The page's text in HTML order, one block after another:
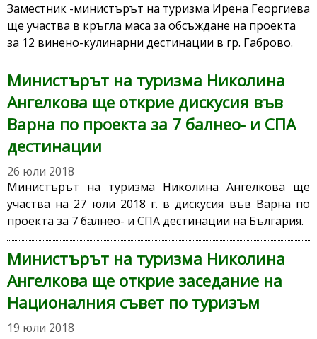
Заместник -министърът на туризма Ирена Георгиева
ще участва в кръгла маса за обсъждане на проекта
за 12 винено-кулинарни дестинации в гр. Габрово.
Министърът на туризма Николина
Ангелкова ще открие дискусия във
Варна по проекта за 7 балнео- и СПА
дестинации
26 юли 2018
Министърът на туризма Николина Ангелкова ще
участва на 27 юли 2018 г. в дискусия във Варна по
проекта за 7 балнео- и СПА дестинации на България.
Министърът на туризма Николина
Ангелкова ще открие заседание на
Националния съвет по туризъм
19 юли 2018